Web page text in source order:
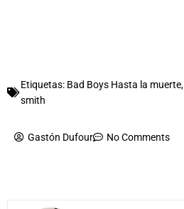
Etiquetas: Bad Boys Hasta la muerte,
smith
Gastón Dufour No Comments